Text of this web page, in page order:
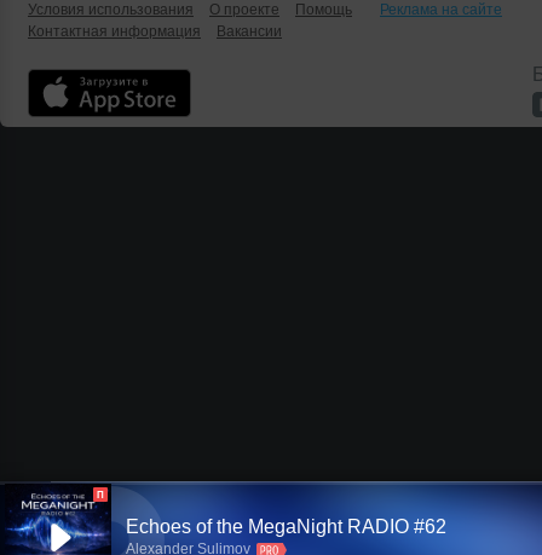
Условия использования
О проекте Помощь
Реклама на сайте
Контактная информация
Вакансии
П
Echoes of the MegaNight RADIO #62
Alexander Sulimov